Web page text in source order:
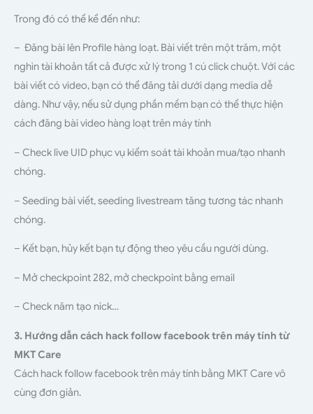
Trong đó có thể kể đến như:
– Đăng bài lên Profile hàng loạt. Bài viết trên một trăm, một
nghìn tài khoản tất cả được xử lý trong 1 cú click chuột. Với các
bài viết có video, bạn có thể đăng tải dưới dạng media dễ
dàng. Như vậy, nếu sử dụng phần mềm bạn có thể thực hiện
cách đăng bài video hàng loạt trên máy tính
– Check live UID phục vụ kiểm soát tài khoản mua/tạo nhanh
chóng.
– Seeding bài viết, seeding livestream tăng tương tác nhanh
chóng.
– Kết bạn, hủy kết bạn tự động theo yêu cầu người dùng.
– Mở checkpoint 282, mở checkpoint bằng email
– Check năm tạo nick…
3. Hướng dẫn cách hack follow facebook trên máy tính từ
MKT Care
Cách hack follow facebook trên máy tính bằng MKT Care vô
cùng đơn giản.